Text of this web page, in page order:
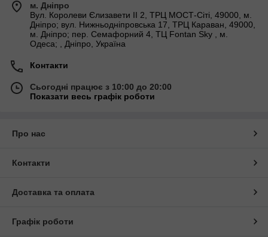
м. Дніпро
Вул. Королеви Єлизавети ІІ 2, ТРЦ МОСТ-Сіті, 49000, м.
Дніпро; вул. Нижньодніпровська 17, ТРЦ Караван, 49000,
м. Дніпро; пер. Семафорний 4, ТЦ Fontan Sky , м.
Одеса; , Дніпро, Україна
Контакти
Сьогодні працює з 10:00 до 20:00
Показати весь графік роботи
Про нас
Контакти
Доставка та оплата
Графік роботи